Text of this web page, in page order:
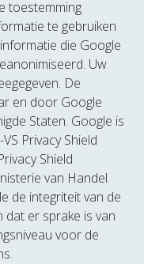
toestemming
te gebruiken
die Google
Uw
De
en door Google
Staten. Google is
Privacy Shield
Shield
van Handel.
de integriteit van de
er sprake is van
voor de